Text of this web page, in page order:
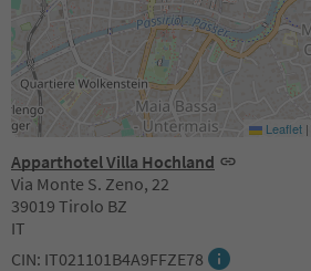
Apparthotel Villa Hochland
Via Monte S. Zeno, 22
39019 Tirolo BZ
IT
CIN: IT021101B4A9FFZE78
Leaflet |